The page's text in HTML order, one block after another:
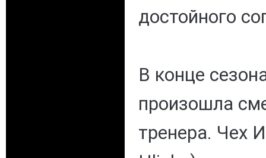
достойного
В конце
произошла
тренера. Чех